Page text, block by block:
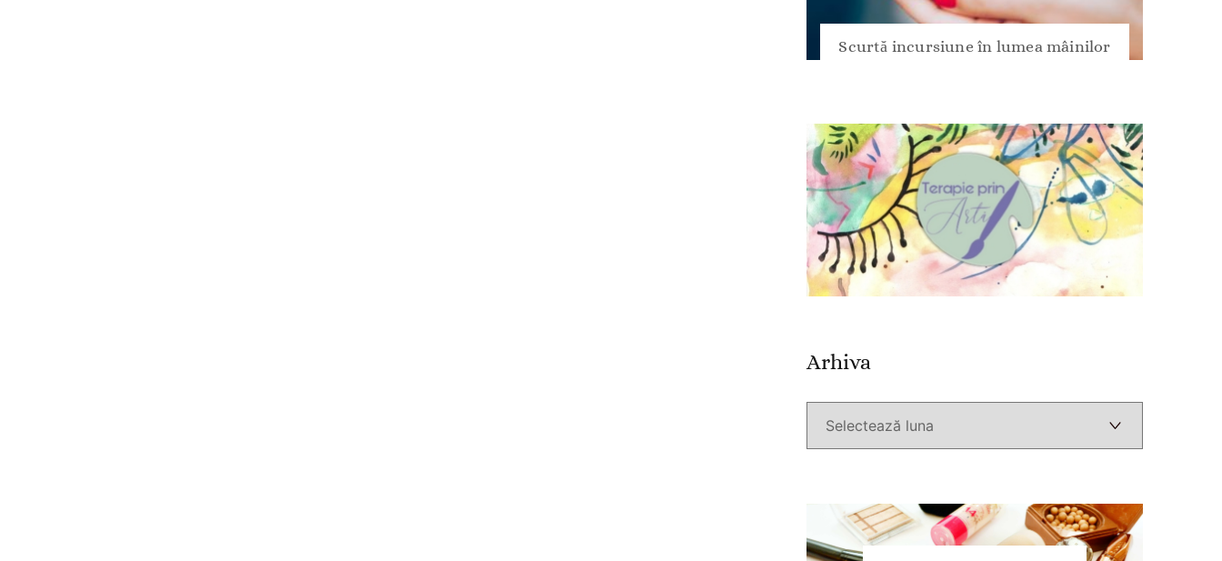
Scurtă incursiune în lumea mâinilor
Arhiva